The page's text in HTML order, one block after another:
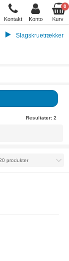
Kontakt Konto
0
Kurv
Slagskruetrækker
Resultater: 2